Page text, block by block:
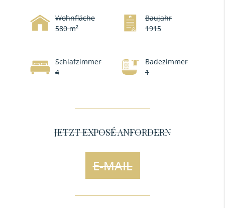
Wohnfläche
580 m²
Baujahr
1915
Schlafzimmer
4
Badezimmer
1
JETZT EXPOSÉ ANFORDERN
E-MAIL